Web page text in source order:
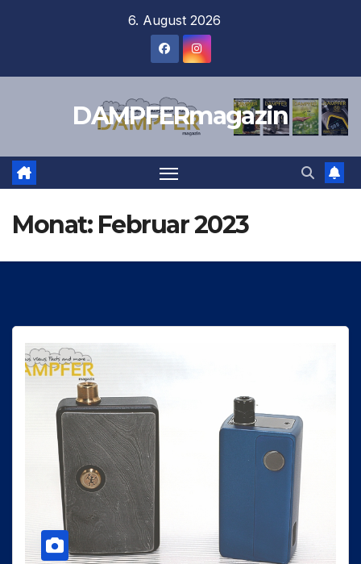
6. August 2026
DAMPFERmagazin
Monat: Februar 2023